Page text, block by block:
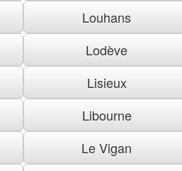
Louhans
Lodève
Lisieux
Libourne
Le Vigan